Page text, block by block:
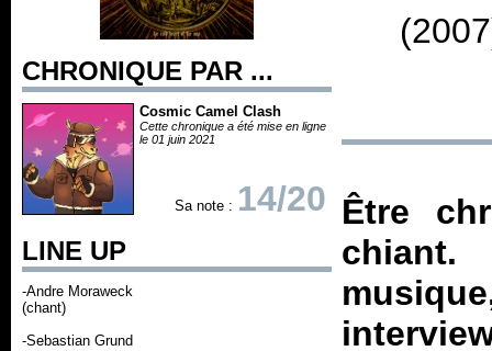
CHRONIQUE PAR ...
Cosmic Camel Clash
Cette chronique a été mise en ligne
le 01 juin 2021
Sa note : 14/20
LINE UP
-Andre Moraweck
(chant)
-Sebastian Grund
Être
chiant.